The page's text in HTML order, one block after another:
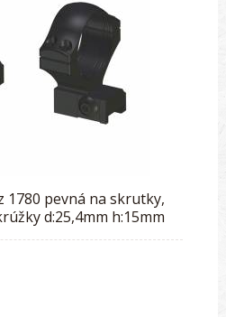
1780 pevná na skrutky,
d:25,4mm h:15mm